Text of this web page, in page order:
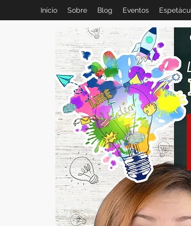
Início Sobre Blog Eventos